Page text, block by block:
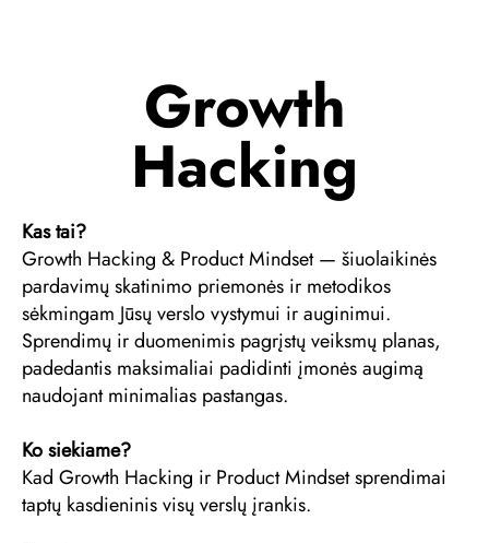
Growth
Hacking
Kas tai?
Growth Hacking & Product Mindset — šiuolaikinės
pardavimų skatinimo priemonės ir metodikos
sėkmingam Jūsų verslo vystymui ir auginimui.
Sprendimų ir duomenimis pagrįstų veiksmų planas,
padedantis maksimaliai padidinti įmonės augimą
naudojant minimalias pastangas.
Ko siekiame?
Kad Growth Hacking ir Product Mindset sprendimai
taptų kasdieninis visų verslų įrankis.